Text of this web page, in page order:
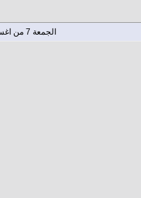
الجمعة 7 من اغسطس 2026 , الساعة الان 06:32:03 صباحاً